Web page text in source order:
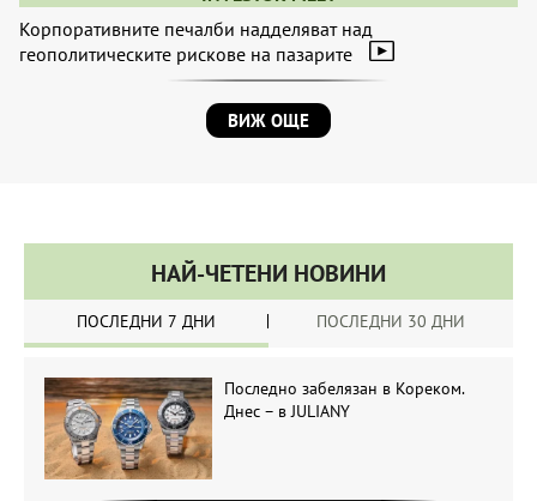
Корпоративните печалби надделяват над
геополитическите рискове на пазарите
ВИЖ ОЩЕ
НАЙ-ЧЕТЕНИ НОВИНИ
ПОСЛЕДНИ 7 ДНИ ПОСЛЕДНИ 30 ДНИ
Последно забелязан в Кореком.
Днес – в JULIANY